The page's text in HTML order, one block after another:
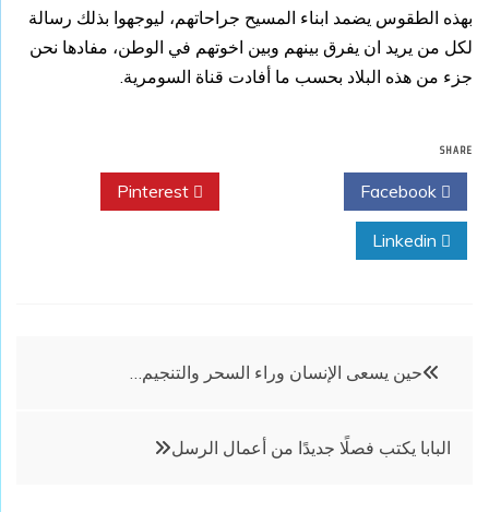
بهذه الطقوس يضمد ابناء المسيح جراحاتهم، ليوجهوا بذلك رسالة
لكل من يريد ان يفرق بينهم وبين اخوتهم في الوطن، مفادها نحن
جزء من هذه البلاد بحسب ما أفادت قناة السومرية.
SHARE
تصفّح
المقالات
حين يسعى الإنسان وراء السحر والتنجيم…
البابا يكتب فصلًا جديدًا من أعمال الرسل